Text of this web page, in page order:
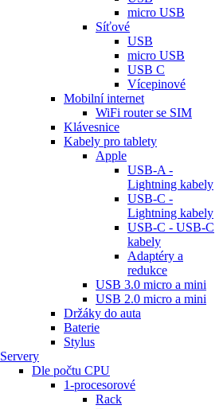
micro USB
Síťové
USB
micro USB
USB C
Vícepinové
Mobilní internet
WiFi router se SIM
Klávesnice
Kabely pro tablety
Apple
USB-A -
Lightning kabely
USB-C -
Lightning kabely
USB-C - USB-C
kabely
Adaptéry a
redukce
USB 3.0 micro a mini
USB 2.0 micro a mini
Držáky do auta
Baterie
Stylus
Servery
Dle počtu CPU
1-procesorové
Rack